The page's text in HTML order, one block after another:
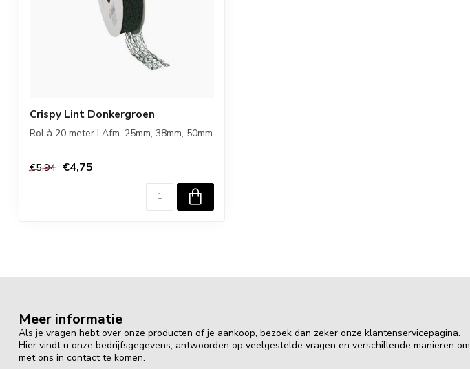
Crispy Lint Donkergroen
Rol à 20 meter I Afm. 25mm, 38mm, 50mm
€5,94 €4,75
Meer informatie
Als je vragen hebt over onze producten of je aankoop, bezoek dan zeker onze klantenservicepagina.
Hier vindt u onze bedrijfsgegevens, antwoorden op veelgestelde vragen en verschillende manieren om
met ons in contact te komen.